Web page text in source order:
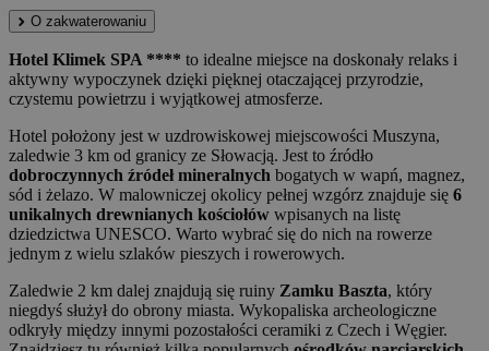
O zakwaterowaniu
Hotel Klimek SPA **** to idealne miejsce na doskonały relaks i
aktywny wypoczynek dzięki pięknej otaczającej przyrodzie,
czystemu powietrzu i wyjątkowej atmosferze.
Hotel położony jest w uzdrowiskowej miejscowości Muszyna,
zaledwie 3 km od granicy ze Słowacją. Jest to źródło
dobroczynnych źródeł mineralnych bogatych w wapń, magnez,
sód i żelazo. W malowniczej okolicy pełnej wzgórz znajduje się 6
unikalnych drewnianych kościołów wpisanych na listę
dziedzictwa UNESCO. Warto wybrać się do nich na rowerze
jednym z wielu szlaków pieszych i rowerowych.
Zaledwie 2 km dalej znajdują się ruiny Zamku Baszta, który
niegdyś służył do obrony miasta. Wykopaliska archeologiczne
odkryły między innymi pozostałości ceramiki z Czech i Węgier.